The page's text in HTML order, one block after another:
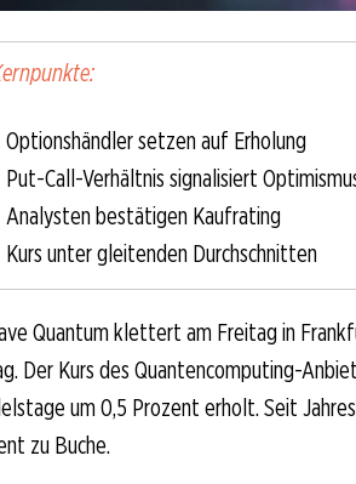
Optionshändler setzen auf Erholung
Put-Call-Verhältnis signalisiert
Analysten bestätigen Kaufrating
Kurs unter gleitenden Durchschnitten
Quantum klettert am Freitag in
Der Kurs des Quantencomputing-
um 0,5 Prozent erholt. Seit
zu Buche.